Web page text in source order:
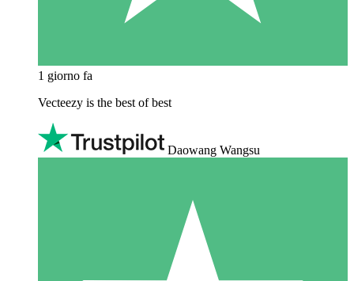
1 giorno fa
Vecteezy is the best of best
Daowang Wangsu